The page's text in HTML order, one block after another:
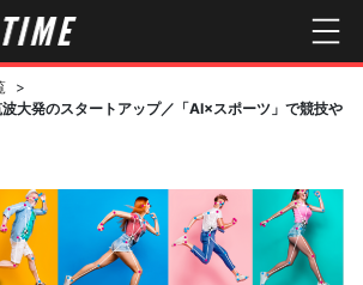
>
波大発のスタートアップ／「AI×スポーツ」で競技や